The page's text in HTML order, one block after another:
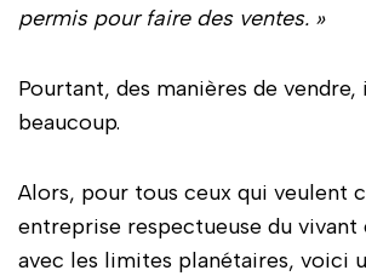
permis pour faire des ventes. »
Pourtant, des manières de
beaucoup.
Alors, pour tous ceux qui veulent
entreprise respectueuse du
avec les limites planétaires, voici